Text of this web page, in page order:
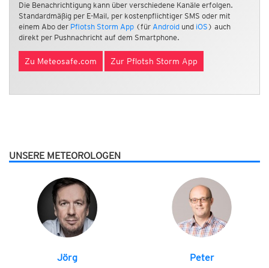
Die Benachrichtigung kann über verschiedene Kanäle erfolgen.
Standardmäßig per E-Mail, per kostenpflichtiger SMS oder mit
einem Abo der Pflotsh Storm App (für Android und iOS ) auch
direkt per Pushnachricht auf dem Smartphone.
Zu Meteosafe.com Zur Pflotsh Storm App
UNSERE METEOROLOGEN
Jörg Peter